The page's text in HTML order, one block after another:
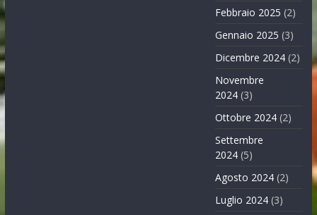
Febbraio 2025 (2)
Gennaio 2025 (3)
Dicembre 2024 (2)
Novembre
2024 (3)
Ottobre 2024 (2)
Settembre
2024 (5)
Agosto 2024 (2)
Luglio 2024 (3)